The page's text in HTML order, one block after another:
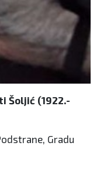
Šoljić (1922.-
Gradu